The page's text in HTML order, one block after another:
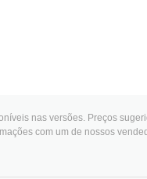
nas versões. Preços
com um de nossos